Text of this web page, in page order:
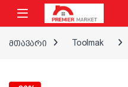
ნავიგაციაზე გადასვლა
შინაარსზე გადასვლა
მთავარი Toolmak